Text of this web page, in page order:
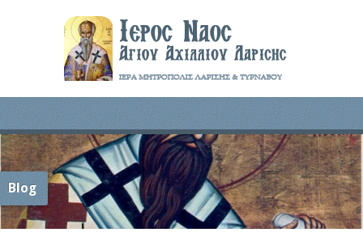
Blog